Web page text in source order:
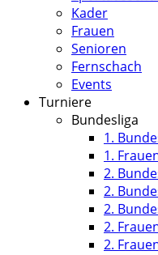
Kader
Frauen
Senioren
Fernschach
Events
Turniere
Bundesliga
1.
1.
2.
2.
2.
2.
2.